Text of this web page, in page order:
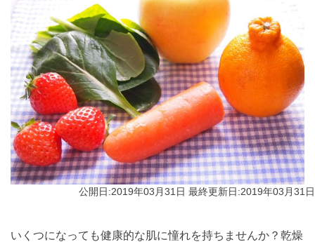
公開日:2019年03月31日 最終更新日:2019年03月31日
いくつになっても健康的な肌に憧れを持ちませんか？乾燥